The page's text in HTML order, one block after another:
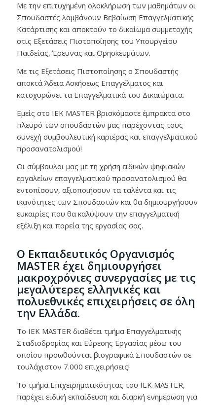
Με την επιτυχημένη ολοκλήρωση των μαθημάτων οι
Σπουδαστές λαμβάνουν Βεβαίωση Επαγγελματικής
Κατάρτισης και αποκτούν το δικαίωμα συμμετοχής
στις Εξετάσεις Πιστοποίησης του Υπουργείου
Παιδείας, Έρευνας και Θρησκευμάτων.
Με τις Εξετάσεις Πιστοποίησης ο Σπουδαστής
αποκτά Άδεια Ασκήσεως Επαγγέλματος και
κατοχυρώνει τα Επαγγελματικά του Δικαιώματα.
Εμείς στο IEK MASTER βρισκόμαστε έμπρακτα στο
πλευρό των σπουδαστών μας παρέχοντας τους
συνεχή συμβουλευτική καριέρας και επαγγελματικού
προσανατολισμού!
Οι σύμβουλοι μας με τη χρήση ειδικών ψηφιακών
εργαλείων επαγγελματικού προσανατολισμού θα
εντοπίσουν, αξιοποιήσουν τα ταλέντα και τις
ικανότητες των Σπουδαστών και θα δημιουργήσουν
ευκαιρίες που θα καλύψουν την επαγγελματική
εξέλιξη και πορεία της εργασίας σας.
Ο Εκπαιδευτικός Οργανισμός
MASTER έχει δημιουργήσει
μακροχρόνιες συνεργασίες με τις
μεγαλύτερες ελληνικές και
πολυεθνικές επιχειρήσεις σε όλη
την Ελλάδα.
Το IEK MASTER διαθέτει τμήμα Επαγγελματικής
Σταδιοδρομίας και Εύρεσης Εργασίας μέσω του
οποίου προωθούνται βιογραφικά Σπουδαστών σε
τουλάχιστον 7.000 επιχειρήσεις!
Το τμήμα Επιχειρηματικότητας του ΙΕΚ MASTER,
παρέχει ειδική εκπαίδευση και διαρκή ενημέρωση για